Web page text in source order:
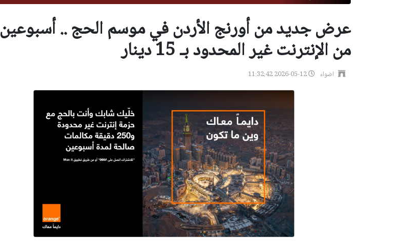
عرض جديد من أورنج الأردن في موسم الحج .. أسبوعين
من الإنترنت غير المحدود بـ 15 دينار
اضواء 2026-05-12 11:32:42